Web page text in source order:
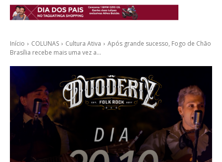
Início COLUNAS Cultura Ativa
Após grande sucesso, Fogo de Chão
Brasília recebe mais uma vez a...